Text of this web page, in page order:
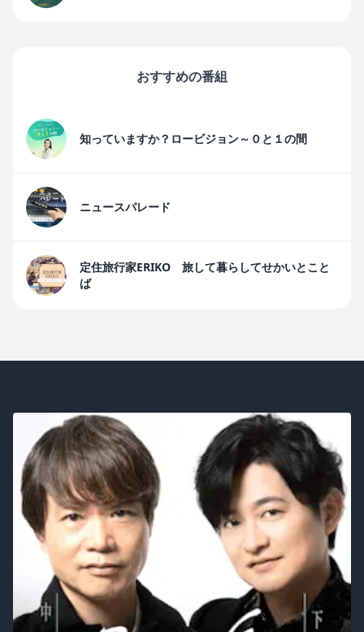
おすすめの番組
知っていますか？ロービジョン～０と１の間
ニュースパレード
定住旅行家ERIKO 旅して暮らしてせかいとこと
ば